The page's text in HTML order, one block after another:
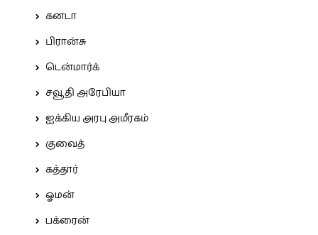
கனடா
பிரான்சு
டென்மார்க்
சவூதி அரேபியா
ஐக்கிய அரபு அமீரகம்
குவைத்
கத்தார்
ஓமன்
பக்ரைன்